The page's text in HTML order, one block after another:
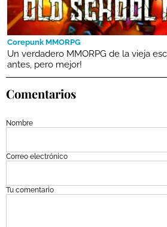
Corepunk MMORPG
Un verdadero MMORPG de la vieja
antes, pero mejor!
Comentarios
Nombre
Correo electrónico
Tu comentario